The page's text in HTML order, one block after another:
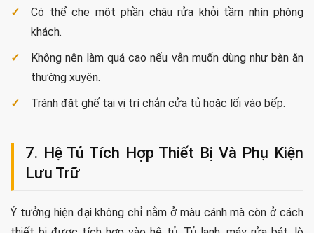
Quầy bar mini là phương án phân chia mềm giữa phòng khách và bếp,
đồng thời có thể dùng làm bàn ăn nhanh.
Có thể che một phần chậu rửa khỏi tầm nhìn phòng